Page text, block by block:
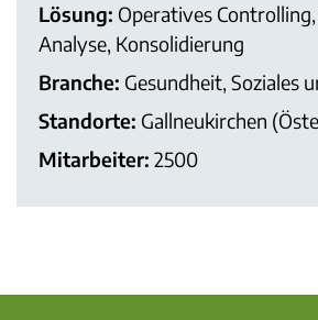
Lösung: Operatives
Analyse, Konsolidierung
Branche: Gesundheit, Soziales
Standorte: Gallneukirchen
Mitarbeiter: 2500